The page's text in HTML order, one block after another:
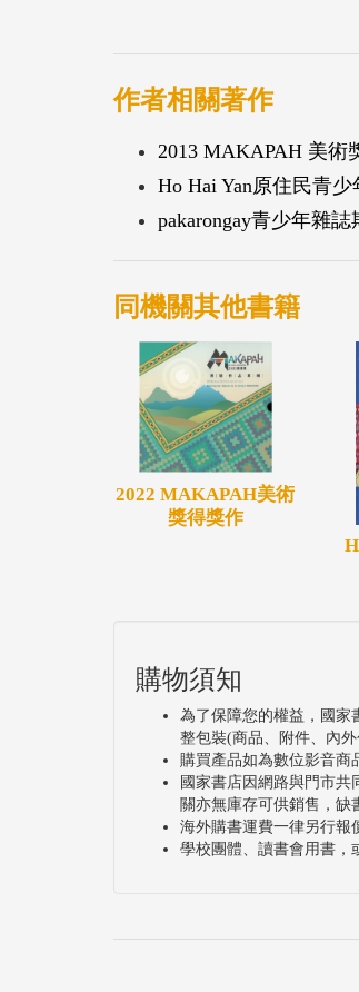
作者相關著作
2013 MAKAPAH 美術
Ho Hai Yan原住民青
pakarongay青少年雜
同機關其他書籍
2022 MAKAPAH美術
獎得獎作
購物須知
為了保障您的權益，國家
整包裝(商品、附件、內
購買產品如為數位影音商
國家書店因網路與門市
關亦無庫存可供銷售，缺
海外購書運費一律另行報
學校團體、讀書會用書，